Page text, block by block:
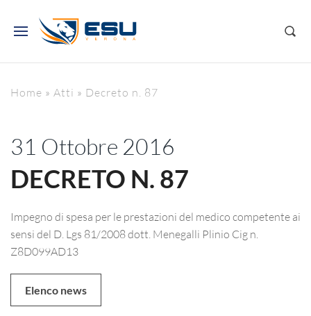
Home » Atti » Decreto n. 87
31 Ottobre 2016
DECRETO N. 87
Impegno di spesa per le prestazioni del medico competente ai
sensi del D. Lgs 81/2008 dott. Menegalli Plinio Cig n.
Z8D099AD13
Elenco news